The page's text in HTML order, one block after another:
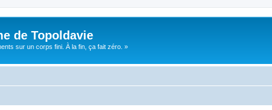
de Topoldavie
sur un corps fini. À la fin, ça fait zéro. »